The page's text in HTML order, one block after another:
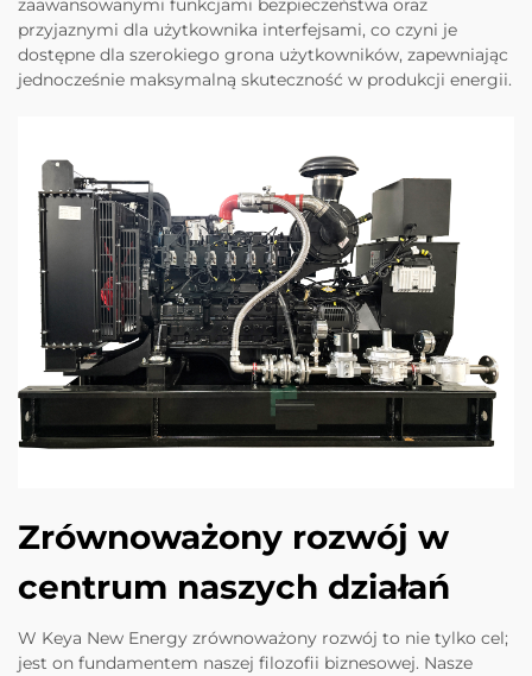
zaawansowanymi funkcjami bezpieczeństwa oraz
przyjaznymi dla użytkownika interfejsami, co czyni je
dostępne dla szerokiego grona użytkowników, zapewniając
jednocześnie maksymalną skuteczność w produkcji energii.
Zrównoważony rozwój w
centrum naszych działań
W Keya New Energy zrównoważony rozwój to nie tylko cel;
jest on fundamentem naszej filozofii biznesowej. Nasze